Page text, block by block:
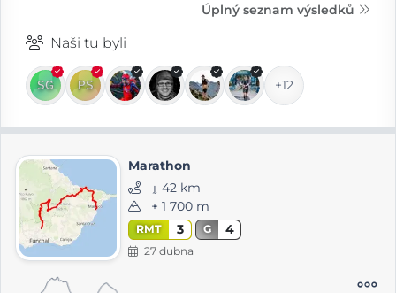
Úplný seznam výsledků
Naši tu byli
+12
Marathon
⨦ 42 km
+ 1 700 m
RMT 3 G 4
27 dubna